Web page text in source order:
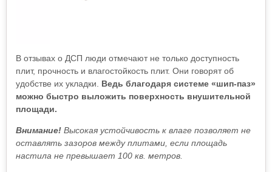
В отзывах о ДСП люди отмечают не только доступность
плит, прочность и влагостойкость плит. Они говорят об
удобстве их укладки. Ведь благодаря системе «шип-паз»
можно быстро выложить поверхность внушительной
площади.
Внимание! Высокая устойчивость к влаге позволяет не
оставлять зазоров между плитами, если площадь
настила не превышает 100 кв. метров.